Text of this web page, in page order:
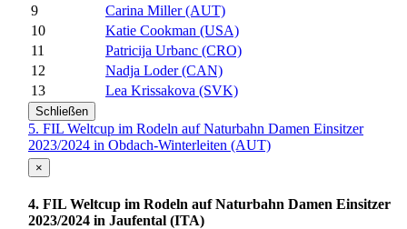
9
Carina Miller (AUT)
10
Katie Cookman (USA)
11
Patricija Urbanc (CRO)
12
Nadja Loder (CAN)
13
Lea Krissakova (SVK)
Schließen
5. FIL Weltcup im Rodeln auf Naturbahn Damen Einsitzer
2023/2024 in Obdach-Winterleiten (AUT)
×
4. FIL Weltcup im Rodeln auf Naturbahn Damen Einsitzer
2023/2024 in Jaufental (ITA)